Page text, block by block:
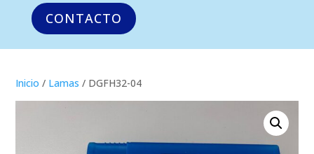
CONTACTO
Inicio / Lamas / DGFH32-04